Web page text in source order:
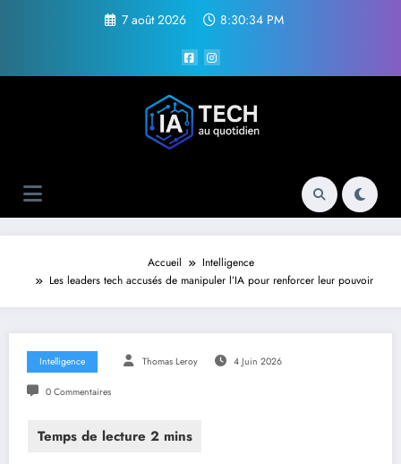
7 août 2026 8:30:34 PM
Accueil
Intelligence
Les leaders tech accusés de manipuler l’IA pour renforcer leur pouvoir
Intelligence Thomas Leroy 4 Juin 2026
0 Commentaires